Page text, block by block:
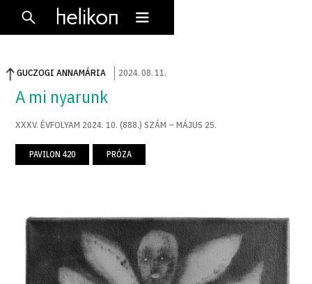
GUCZOGI ANNAMÁRIA 2024.08. 11.
A mi nyarunk
XXXV. ÉVFOLYAM 2024. 10. (888.) SZÁM – MÁJUS 25.
PAVILON 420 PRÓZA